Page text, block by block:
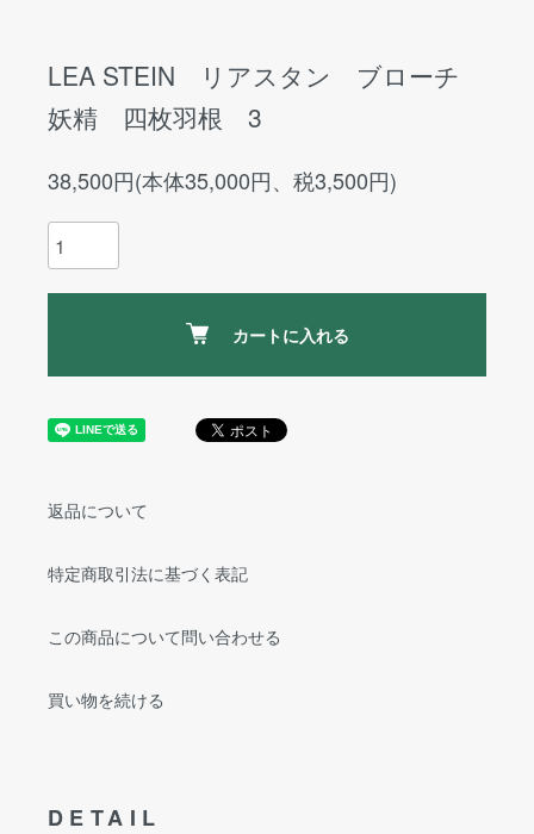
LEA STEIN リアスタン ブローチ
妖精 四枚羽根 3
38,500円(本体35,000円、税3,500円)
カートに入れる
返品について
特定商取引法に基づく表記
この商品について問い合わせる
買い物を続ける
DETAIL